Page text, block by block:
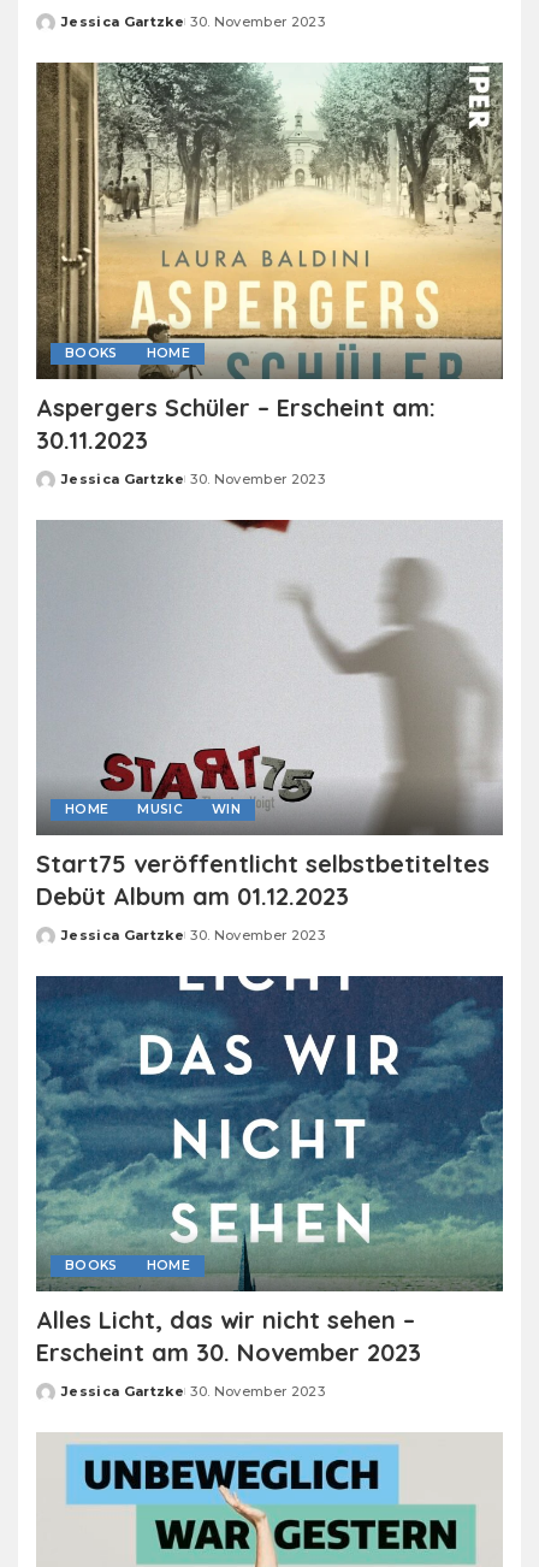
Posted
Jessica Gartzke 30. November 2023
BOOKS HOME
Aspergers Schüler – Erscheint am:
30.11.2023
Posted
Jessica Gartzke 30. November 2023
HOME MUSIC WIN
Start75 veröffentlicht selbstbetiteltes
Debüt Album am 01.12.2023
Posted
Jessica Gartzke 30. November 2023
BOOKS HOME
Alles Licht, das wir nicht sehen –
Erscheint am 30. November 2023
Posted
Jessica Gartzke 30. November 2023